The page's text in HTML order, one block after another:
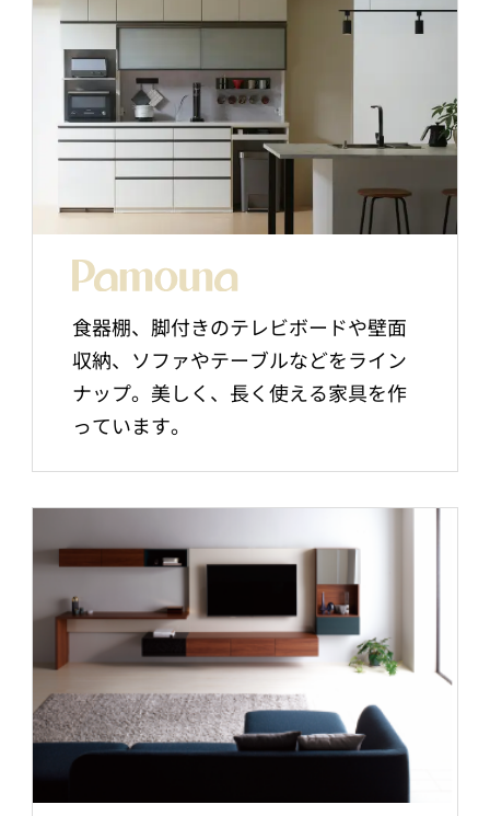
食器棚、脚付きのテレビボードや壁面
収納、ソファやテーブルなどをライン
ナップ。美しく、長く使える家具を作
っています。